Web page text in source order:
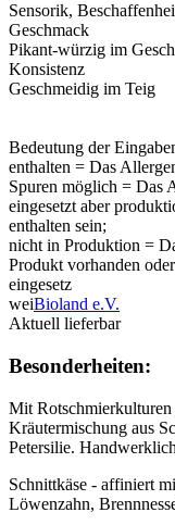
Sensorik,
Geschmack
Pikant-würzig im
Konsistenz
Geschmeidig im Teig
Bedeutung der
enthalten = Das
Spuren möglich = Das
eingesetzt aber
enthalten sein;
nicht in Produktion =
Produkt vorhanden
eingesetz
weiBioland e.V.
Aktuell lieferbar
Besonderheiten:
Mit
Kräutermischung aus
Petersilie.
Schnittkäse - affiniert
Löwenzahn,